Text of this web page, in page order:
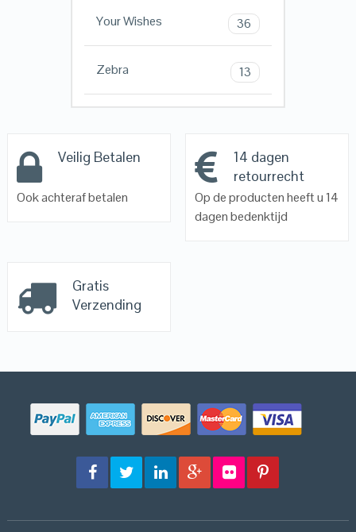
Your Wishes 36
Zebra 13
Veilig Betalen
Ook achteraf betalen
14 dagen
retourrecht
Op de producten heeft u 14
dagen bedenktijd
Gratis
Verzending